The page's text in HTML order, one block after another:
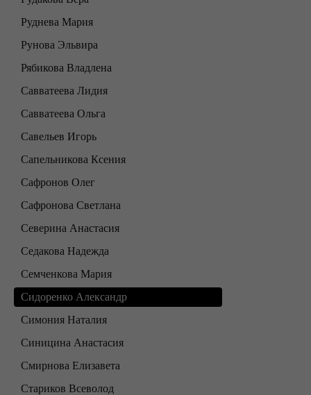
Руднева Мария
Рунова Эльвира
Рябикова Владлена
Савватеева Лидия
Савватеева Ольга
Савельев Игорь
Сапельникова Ксения
Сафронов Олег
Сафронова Светлана
Северина Анастасия
Седакова Надежда
Семченкова Мария
Сидоренко Александр
Симония Наталия
Синицина Анастасия
Смирнова Елизавета
Стариков Всеволод